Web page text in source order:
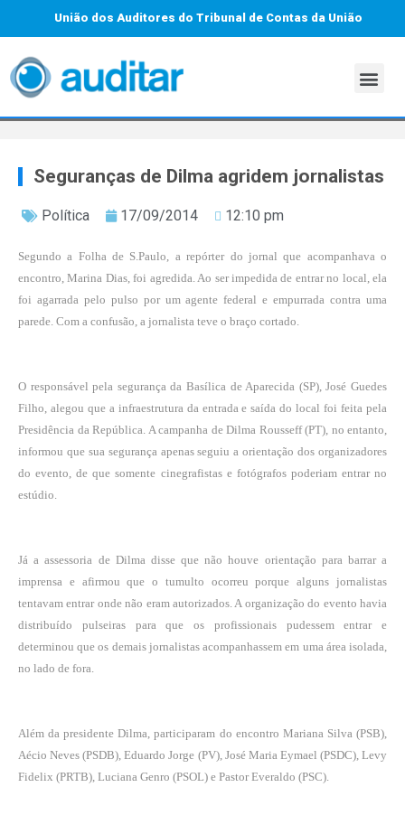
União dos Auditores do Tribunal de Contas da União
Seguranças de Dilma agridem jornalistas
Política 17/09/2014 12:10 pm
Segundo a Folha de S.Paulo, a repórter do jornal que acompanhava o
encontro, Marina Dias, foi agredida. Ao ser impedida de entrar no local, ela
foi agarrada pelo pulso por um agente federal e empurrada contra uma
parede. Com a confusão, a jornalista teve o braço cortado.
O responsável pela segurança da Basílica de Aparecida (SP), José Guedes
Filho, alegou que a infraestrutura da entrada e saída do local foi feita pela
Presidência da República. A campanha de Dilma Rousseff (PT), no entanto,
informou que sua segurança apenas seguiu a orientação dos organizadores
do evento, de que somente cinegrafistas e fotógrafos poderiam entrar no
estúdio.
Já a assessoria de Dilma disse que não houve orientação para barrar a
imprensa e afirmou que o tumulto ocorreu porque alguns jornalistas
tentavam entrar onde não eram autorizados. A organização do evento havia
distribuído pulseiras para que os profissionais pudessem entrar e
determinou que os demais jornalistas acompanhassem em uma área isolada,
no lado de fora.
Além da presidente Dilma, participaram do encontro Mariana Silva (PSB),
Aécio Neves (PSDB), Eduardo Jorge (PV), José Maria Eymael (PSDC), Levy
Fidelix (PRTB), Luciana Genro (PSOL) e Pastor Everaldo (PSC).